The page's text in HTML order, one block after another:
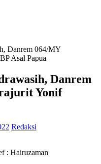
Danrem 064/MY
Asal Papua
Danrem
Yonif
Redaksi
: Hairuzaman